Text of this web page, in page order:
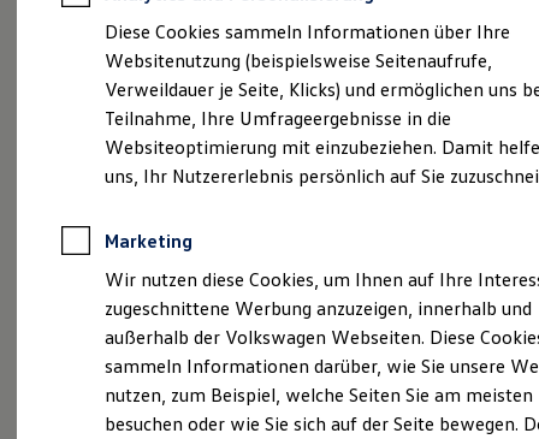
Versicherungen und Garantien
Kfz-Versicherung
Restschuldversicherungen
Garantien
Wartungsverträge
Geschäftskunden
Professional Class bei Volkswagen
Großkunden
Behörden
Anpfiff zum Gewinn
Elektroautos
ID. Tutorials
Elektrofahrzeugkonzepte
Reichweite
Reichweite der ID. Modelle
Reichweite im Winter
(Impressum & Rechtliches
Diese Cookies sammeln Informationen über Ihre
Websitenutzung (beispielsweise Seitenaufrufe,
Verweildauer je Seite, Klicks) und ermöglichen uns
Teilnahme, Ihre Umfrageergebnisse in die
Websiteoptimierung mit einzubeziehen. Damit
uns, Ihr Nutzererlebnis persönlich auf Sie
Marketing
Wir nutzen diese Cookies, um Ihnen auf Ihre
zugeschnittene Werbung anzuzeigen, innerhalb und
außerhalb der Volkswagen Webseiten. Diese
sammeln Informationen darüber, wie Sie unsere
nutzen, zum Beispiel, welche Seiten Sie am meisten
besuchen oder wie Sie sich auf der Seite bewegen.